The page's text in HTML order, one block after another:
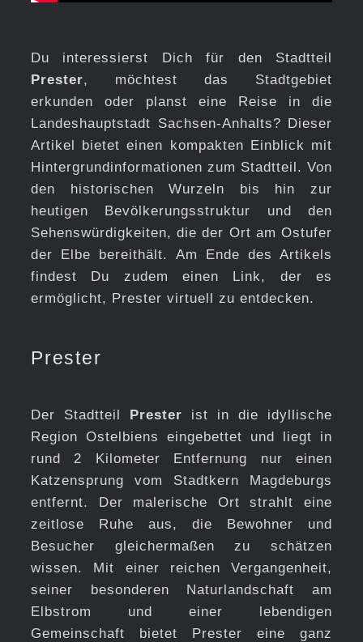
Du interessierst Dich für den Stadtteil
Prester, möchtest das Stadtgebiet
erkunden oder planst eine Reise in die
Landeshauptstadt Sachsen-Anhalts? Dieser
Artikel bietet einen kompakten Einblick mit
Hintergrundinformationen zum Stadtteil. Von
den historischen Wurzeln bis hin zur
heutigen Bevölkerungsstruktur und den
Sehenswürdigkeiten, die der Ort am Ostufer
der Elbe bereithält. Am Ende des Artikels
findest Du zudem einen Link, der es
ermöglicht, Prester virtuell zu entdecken.
Prester
Der Stadtteil Prester ist in die idyllische
Region Ostelbiens eingebettet und liegt in
rund 2 Kilometer Entfernung nur einen
Katzensprung vom Stadtkern Magdeburgs
entfernt. Der malerische Ort strahlt eine
zeitlose Ruhe aus, die Bewohner und
Besucher gleichermaßen zu schätzen
wissen. Mit einer reichen Vergangenheit,
seiner besonderen Naturlandschaft am
Elbstrom und einer lebendigen
Gemeinschaft bietet Prester eine ganz